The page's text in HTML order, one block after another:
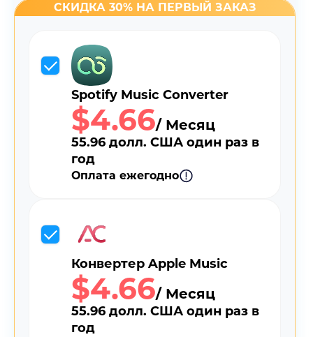
СКИДКА 30% НА ПЕРВЫЙ ЗАКАЗ
Spotify Music Converter
$4.66/ Месяц
55.96 долл. США один раз в
год
Оплата ежегодно
Конвертер Apple Music
$4.66/ Месяц
55.96 долл. США один раз в
год